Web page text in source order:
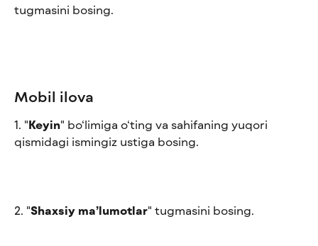
tugmasini bosing.
Mobil ilova
1. "Keyin" bo‘limiga o‘ting va sahifaning yuqori
qismidagi ismingiz ustiga bosing.
2. "Shaxsiy ma’lumotlar" tugmasini bosing.